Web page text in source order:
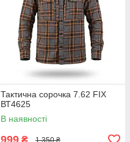
Тактична сорочка 7.62 FIX
ВТ4625
В наявності
1 350 ₴